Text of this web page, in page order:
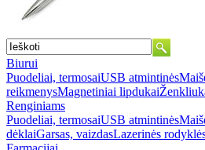
Biurui
Puodeliai, termosaiUSB atmintinės
reikmenysMagnetiniai lipdukai
Renginiams
Puodeliai, termosaiUSB atmintinės
dėklaiGarsas, vaizdasLazerinės